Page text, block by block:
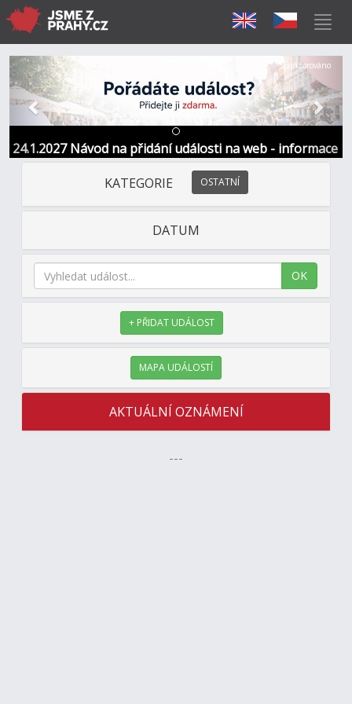
24.1.2027 Návod na přidání události na web - informace
a kontakt
Předchozí Další
Sponzorováno
KATEGORIE OSTATNÍ
DATUM
OK
+ PŘIDAT UDÁLOST
MAPA UDÁLOSTÍ
AKTUÁLNÍ OZNÁMENÍ
---